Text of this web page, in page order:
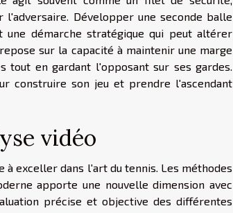
Développer une seconde balle
une démarche stratégique qui peut altérer
sur la capacité à maintenir une marge
tout en gardant l'opposant sur ses gardes.
construire son jeu et prendre l'ascendant
vidéo
exceller dans l'art du tennis. Les méthodes
apporte une nouvelle dimension avec
précise et objective des différentes